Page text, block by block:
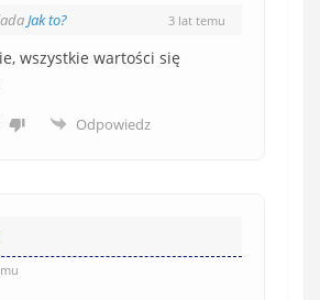
Jak to? 3 lat temu
wszystkie wartości się
Odpowiedz